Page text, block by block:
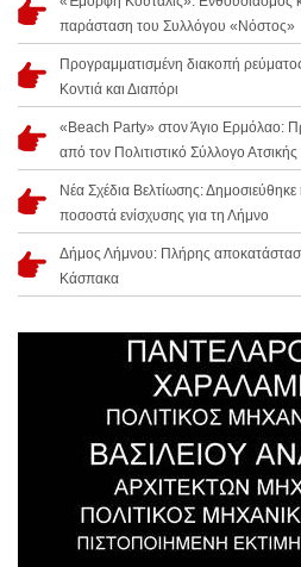
παράσταση του Συλλόγου «Νόστος»
Προγραμματισμένη διακοπή
Κοντιά και Διαπόρι
«Beach Party» στον Άγιο Ερμόλαο:
από τον Πολιτιστικό Σύλλογο Ατσικής
Νέα Σχέδια Βελτίωσης:
ποσοστά ενίσχυσης για τη Λήμνο
Δήμος Λήμνου: Πλήρης
Κάσπακα